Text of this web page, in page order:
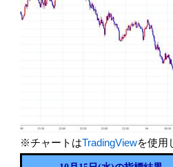
※チャートはTradingViewを使用